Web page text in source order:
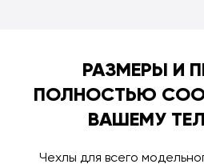
РАЗМЕРЫ И
ПОЛНОСТЬЮ
ВАШЕМУ
Чехлы для всего